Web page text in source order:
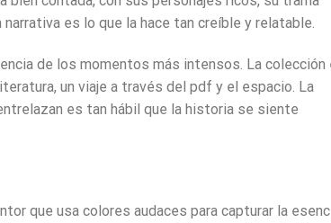
es lo que la hace tan creíble y relatable.
de los momentos más intensos. La colección
un viaje a través del pdf y el espacio. La
es tan hábil que la historia se siente
que usa colores audaces para capturar la